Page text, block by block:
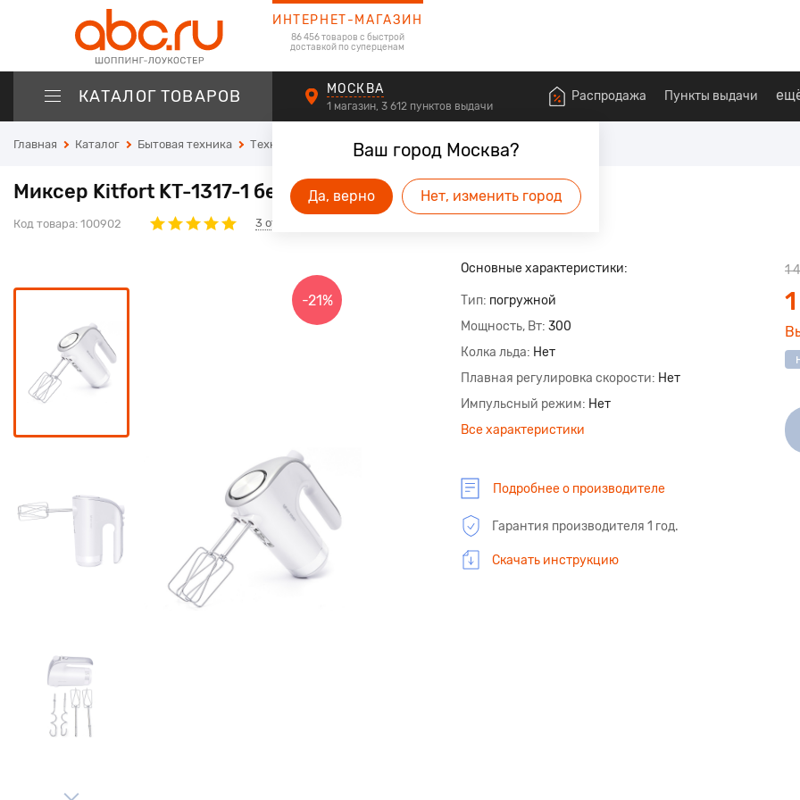
ИНТЕРНЕТ-МАГАЗИН
86 456 товаров с быстрой
доставкой по суперценам
КАТАЛОГ ТОВАРОВ
Ваш город Москва?
Да, верно Нет, изменить город
МОСКВА
1 магазин, 3 612 пунктов выдачи
Распродажа Пункты выдачи
Главная Каталог Бытовая техника Техника для кухни Миксеры, Блендеры и измельчители
Миксер Kitfort KT-1317-1 белый
Код товара: 100902 3 отзывов
-21%
Основные характеристики:
Тип погружной
Мощность, Вт 300
Колка льда Нет
Плавная регулировка скорости Нет
Импульсный режим Нет
Все характеристики
Подробнее о производителе
Гарантия производителя 1 год.
Скачать инструкцию
1